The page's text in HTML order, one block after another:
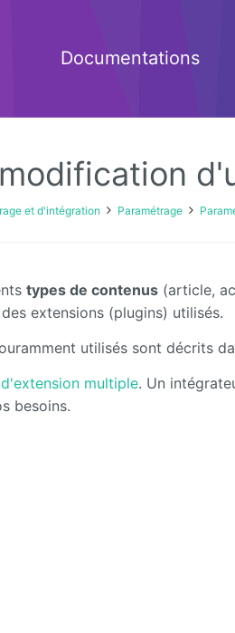
Documentations
et d'intégration Paramétrage
types de contenus (article,
extensions (plugins) utilisés.
utilisés sont décrits
multiple. Un
besoins.